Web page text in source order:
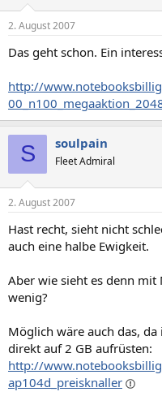
2. August 2007
Das geht schon. Ein
http://
S soulpain
Fleet Admiral
2. August 2007
Hast recht, sieht nicht
auch eine halbe Ewigkeit.
Aber wie sieht es denn
wenig?
Möglich wäre auch das,
direkt auf 2 GB aufrüsten:
http://
ap104d_preisknaller